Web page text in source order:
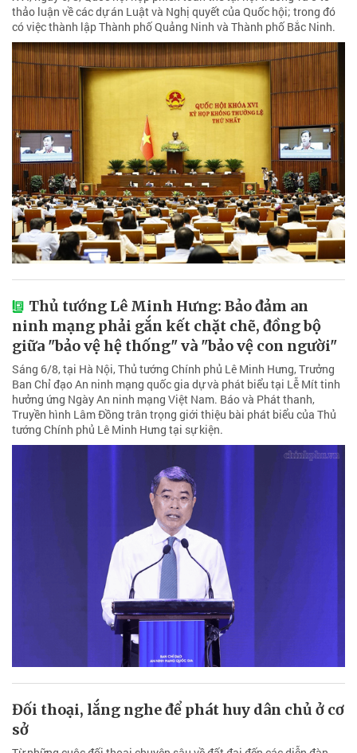
thảo luận về các dự án Luật và Nghị quyết của Quốc hội; trong đó
có việc thành lập Thành phố Quảng Ninh và Thành phố Bắc Ninh.
Thủ tướng Lê Minh Hưng: Bảo đảm an
ninh mạng phải gắn kết chặt chẽ, đồng bộ
giữa "bảo vệ hệ thống" và "bảo vệ con người"
Sáng 6/8, tại Hà Nội, Thủ tướng Chính phủ Lê Minh Hưng, Trưởng
Ban Chỉ đạo An ninh mạng quốc gia dự và phát biểu tại Lễ Mít tinh
hưởng ứng Ngày An ninh mạng Việt Nam. Báo và Phát thanh,
Truyền hình Lâm Đồng trân trọng giới thiệu bài phát biểu của Thủ
tướng Chính phủ Lê Minh Hưng tại sự kiện.
Đối thoại, lắng nghe để phát huy dân chủ ở cơ
sở